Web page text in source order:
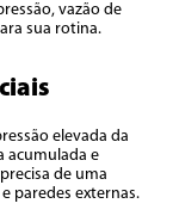
vazão de
sua rotina.
elevada da
acumulada e
de uma
paredes externas.